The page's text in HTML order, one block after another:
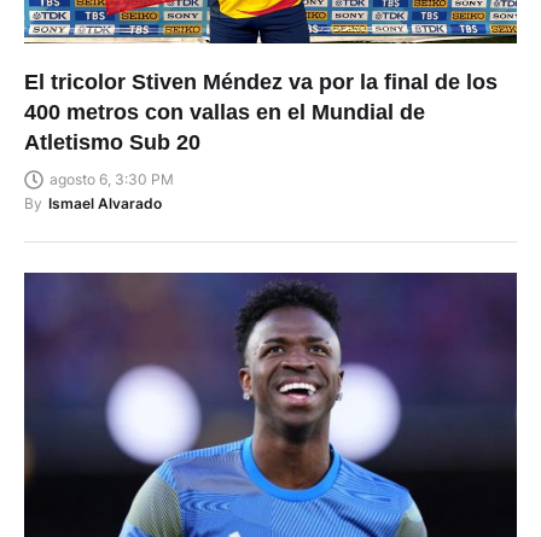
El tricolor Stiven Méndez va por la final de los
400 metros con vallas en el Mundial de
Atletismo Sub 20
agosto 6, 3:30 PM
By Ismael Alvarado